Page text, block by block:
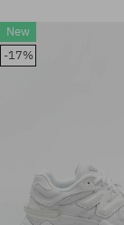
New
-17%